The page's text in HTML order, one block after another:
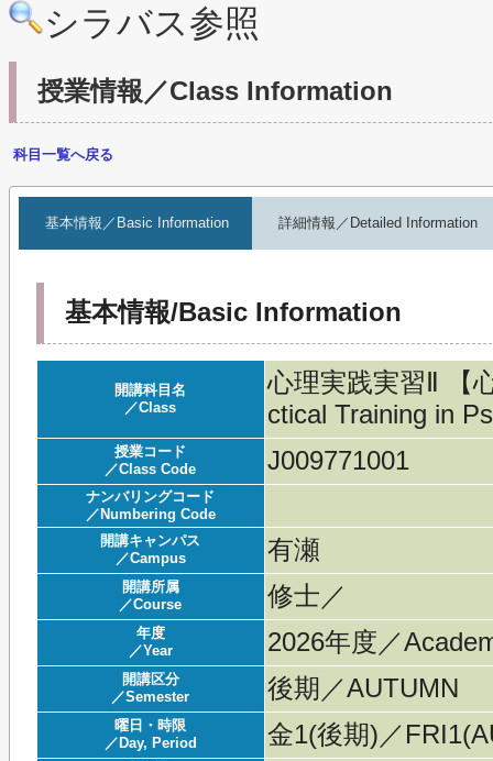
シラバス参照
授業情報／Class Information
科目一覧へ戻る
基本情報／Basic Information 詳細情報／Detailed Information
基本情報/Basic Information
開講科目名
／Class
心理実践実習Ⅱ 【
ctical Training in
授業コード
／Class Code
J009771001
ナンバリングコード
／Numbering Code
開講キャンパス
／Campus
有瀬
開講所属
／Course
修士／
年度
／Year
2026年度／
開講区分
／Semester
後期／AUTUMN
曜日・時限
／Day, Period
金1(後期)／